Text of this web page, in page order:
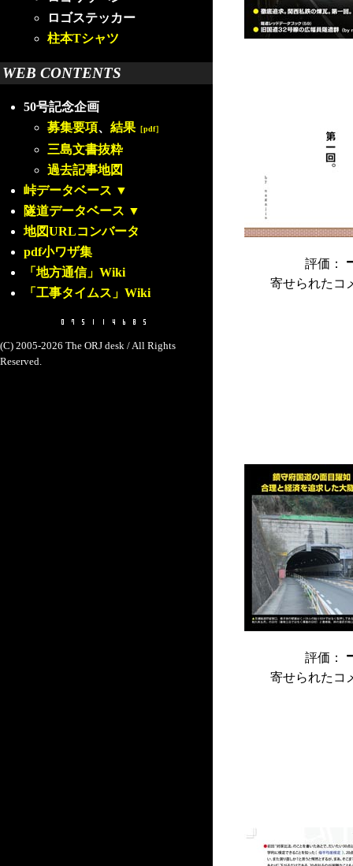
ロゴステッカー
柱本Tシャツ
WEB CONTENTS
50号記念企画
募集要項、 結果 ［pdf］
三島文書抜粋
過去記事地図
峠データベース ▼
隧道データベース ▼
地図URLコンバータ
pdf小ワザ集
「地方通信」Wiki
「工事タイムス」Wiki
(C) 2005-2026 The ORJ desk / All Rights
Reserved.
評価：
寄せられたコ
評価：
寄せられたコ